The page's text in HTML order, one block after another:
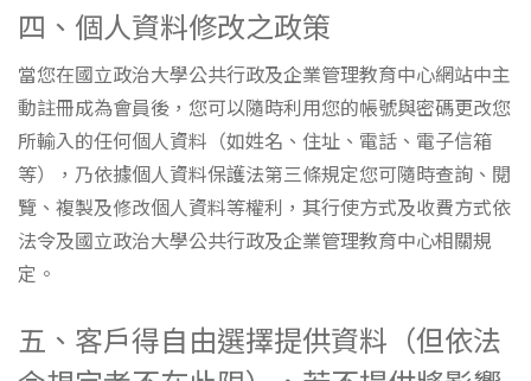
四、個人資料修改之政策
當您在國立政治大學公共行政及企業管理教育中心網站中主
動註冊成為會員後，您可以隨時利用您的帳號與密碼更改您
所輸入的任何個人資料（如姓名、住址、電話、電子信箱
等），乃依據個人資料保護法第三條規定您可隨時查詢、閱
覽、複製及修改個人資料等權利，其行使方式及收費方式依
法令及國立政治大學公共行政及企業管理教育中心相關規
定。
五、客戶得自由選擇提供資料（但依法